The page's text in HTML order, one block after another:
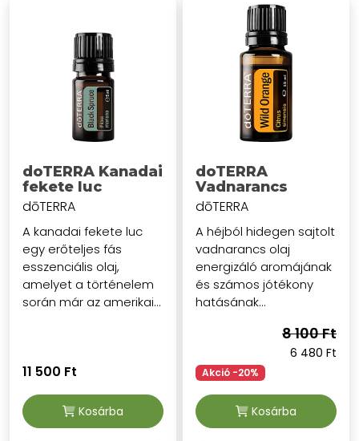
doTERRA Kanadai
fekete luc
dōTERRA
A kanadai fekete luc
egy erőteljes fás
esszenciális olaj,
amelyet a történelem
során már az amerikai...
11 500 Ft
Kosárba
doTERRA
Vadnarancs
dōTERRA
A héjból hidegen sajtolt
vadnarancs olaj
energizáló aromájának
és számos jótékony
hatásának...
8 100 Ft
6 480 Ft
Akció -20%
Kosárba